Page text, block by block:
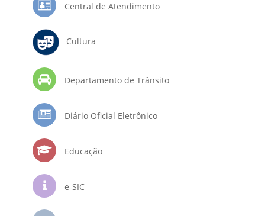
Central de Atendimento
Cultura
Departamento de Trânsito
Diário Oficial Eletrônico
Educação
e-SIC